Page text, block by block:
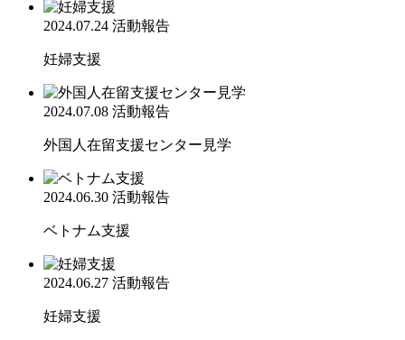
2024.07.24 活動報告
妊婦支援
2024.07.08 活動報告
外国人在留支援センター見学
2024.06.30 活動報告
ベトナム支援
2024.06.27 活動報告
妊婦支援